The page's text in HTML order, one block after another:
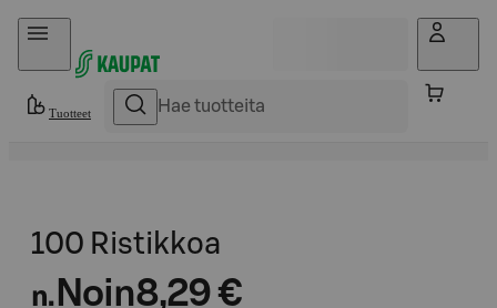
Hyppää sisältöön
Tuotteet
100 Ristikkoa
n. Noin8,29 €